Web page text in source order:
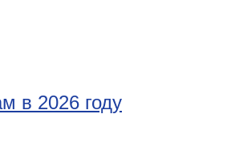
в 2026 году